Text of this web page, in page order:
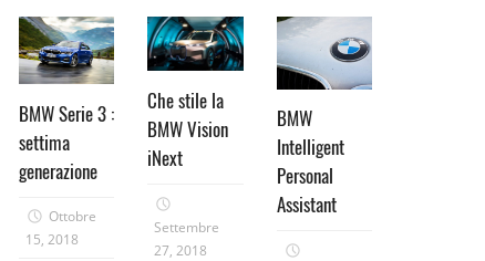
BMW Serie 3 :
settima
generazione
Ottobre
15, 2018
Che stile la
BMW Vision
iNext
Settembre
27, 2018
BMW
Intelligent
Personal
Assistant